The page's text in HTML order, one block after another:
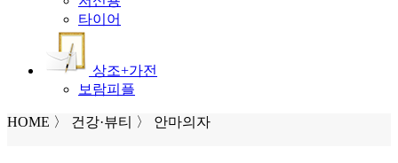
타이어
상조+가전
보람피플
HOME 〉 건강·뷰티 〉 안마의자